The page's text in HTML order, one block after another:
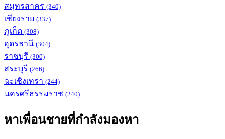
สมุทรสาคร (340)
เชียงราย (337)
ภูเก็ต (308)
อุดรธานี (304)
ราชบุรี (300)
สระบุรี (266)
ฉะเชิงเทรา (244)
นครศรีธรรมราช (240)
หาเพื่อนชายที่กำลังมองหา